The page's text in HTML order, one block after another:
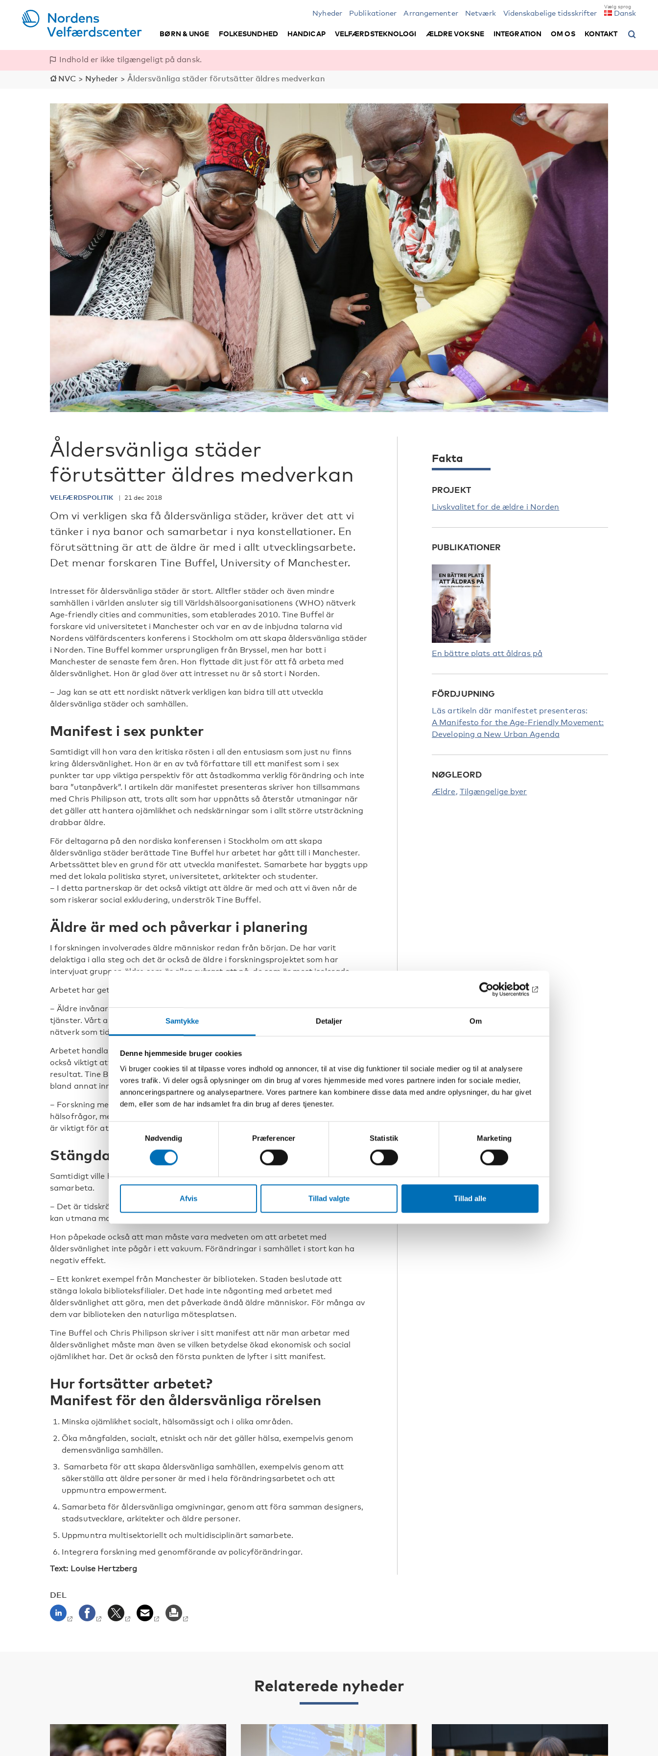
Samtykke Detaljer Om
Denne hjemmeside bruger cookies
Vi bruger cookies til at tilpasse vores indhold og annoncer, til at vise dig funktioner til sociale medier og til at analysere
vores trafik. Vi deler også oplysninger om din brug af vores hjemmeside med vores partnere inden for sociale medier,
annonceringspartnere og analysepartnere. Vores partnere kan kombinere disse data med andre oplysninger, du har givet
dem, eller som de har indsamlet fra din brug af deres tjenester.
Samtykkevalg
Nødvendig
Præferencer Statistik Marketing
Afvis Tillad valgte Tillad alle
Nyheder Publikationer Arrangementer Netværk Videnskabelige tidsskrifter Dansk
BØRN & UNGE FOLKESUNDHED HANDICAP VELFÆRDSTEKNOLOGI ÆLDRE VOKSNE INTEGRATION OM OS KONTAKT
Indhold er ikke tilgængeligt på dansk.
NVC > Nyheder > Åldersvänliga städer förutsätter äldres medverkan
Åldersvänliga städer
förutsätter äldres medverkan
VELFÆRDSPOLITIK 21 dec 2018
Om vi verkligen ska få åldersvänliga städer, kräver det att vi
tänker i nya banor och samarbetar i nya konstellationer. En
förutsättning är att de äldre är med i allt utvecklingsarbete.
Det menar forskaren Tine Buffel, University of Manchester.
Intresset för åldersvänliga städer är stort. Alltfler städer och även mindre
samhällen i världen ansluter sig till Världshälsoorganisationens (WHO) nätverk
Age-friendly cities and communities, som etablerades 2010. Tine Buffel är
forskare vid universitetet i Manchester och var en av de inbjudna talarna vid
Nordens välfärdscenters konferens i Stockholm om att skapa åldersvänliga städer
i Norden. Tine Buffel kommer ursprungligen från Bryssel, men har bott i
Manchester de senaste fem åren. Hon flyttade dit just för att få arbeta med
åldersvänlighet. Hon är glad över att intresset nu är så stort i Norden.
– Jag kan se att ett nordiskt nätverk verkligen kan bidra till att utveckla
åldersvänliga städer och samhällen.
Manifest i sex punkter
Samtidigt vill hon vara den kritiska rösten i all den entusiasm som just nu finns
kring åldersvänlighet. Hon är en av två författare till ett manifest som i sex
punkter tar upp viktiga perspektiv för att åstadkomma verklig förändring och inte
bara ”utanpåverk”. I artikeln där manifestet presenteras skriver hon tillsammans
med Chris Philipson att, trots allt som har uppnåtts så återstår utmaningar när
det gäller att hantera ojämlikhet och nedskärningar som i allt större utsträckning
drabbar äldre.
För deltagarna på den nordiska konferensen i Stockholm om att skapa
åldersvänliga städer berättade Tine Buffel hur arbetet har gått till i Manchester.
Arbetssättet blev en grund för att utveckla manifestet. Samarbete har byggts upp
med det lokala politiska styret, universitetet, arkitekter och studenter.
– I detta partnerskap är det också viktigt att äldre är med och att vi även når de
som riskerar social exkludering, underströk Tine Buffel.
Äldre är med och påverkar i planering
I forskningen involverades äldre människor redan från början. De har varit
delaktiga i alla steg och det är också de äldre i forskningsprojektet som har
intervjuat gruppen äldre som är allra svårast att nå, de som är mest isolerade.
Arbetet har gett goda resultat.
– Äldre invånare är med i planeringen av bostäder, lokala transporter och sociala
tjänster. Vårt arbetssätt har också bidragit till en medvetenhet när det gäller
nätverk som tidigare inte har arbetat tillsammans.
Arbetet handlar inte bara om att åstadkomma konkreta förändringar. Det är
också viktigt att visa att äldre invånares aktiva medverkan bidrar till bättre
resultat. Tine Buffel pekade på att det finns ålderism, fördomar mot äldre som
bland annat innebär att de inte blir lyssnade på.
– Forskning med äldre i Bryssel visar att de blir lyssnade på när det gäller
hälsofrågor, men däremot inte när det handlar om stadsplanering och annat som
är viktigt för att skapa åldersvänliga städer.
Stängda bibliotek sämre för äldre
Samtidigt ville hon inte sticka under stol med att det kan vara krävande att
samarbeta.
– Det är tidskrävande, det fordras förhandlingar kring den lokala politiken och det
kan utmana maktförhållanden.
Hon påpekade också att man måste vara medveten om att arbetet med
åldersvänlighet inte pågår i ett vakuum. Förändringar i samhället i stort kan ha
negativ effekt.
– Ett konkret exempel från Manchester är biblioteken. Staden beslutade att
stänga lokala biblioteksfilialer. Det hade inte någonting med arbetet med
åldersvänlighet att göra, men det påverkade ändå äldre människor. För många av
dem var biblioteken den naturliga mötesplatsen.
Tine Buffel och Chris Philipson skriver i sitt manifest att när man arbetar med
åldersvänlighet måste man även se vilken betydelse ökad ekonomisk och social
ojämlikhet har. Det är också den första punkten de lyfter i sitt manifest.
Hur fortsätter arbetet?
Manifest för den åldersvänliga rörelsen
Minska ojämlikhet socialt, hälsomässigt och i olika områden.
Öka mångfalden, socialt, etniskt och när det gäller hälsa, exempelvis genom
demensvänliga samhällen.
Samarbeta för att skapa åldersvänliga samhällen, exempelvis genom att
säkerställa att äldre personer är med i hela förändringsarbetet och att
uppmuntra empowerment.
Samarbeta för åldersvänliga omgivningar, genom att föra samman designers,
stadsutvecklare, arkitekter och äldre personer.
Uppmuntra multisektoriellt och multidisciplinärt samarbete.
Integrera forskning med genomförande av policyförändringar.
Text: Louise Hertzberg
Fakta
PROJEKT
Livskvalitet for de ældre i Norden
PUBLIKATIONER
En bättre plats att åldras på
FÖRDJUPNING
Läs artikeln där manifestet presenteras:
A Manifesto for the Age-Friendly Movement:
Developing a New Urban Agenda
NØGLEORD
Ældre Tilgængelige byer
DEL
Relaterede nyheder